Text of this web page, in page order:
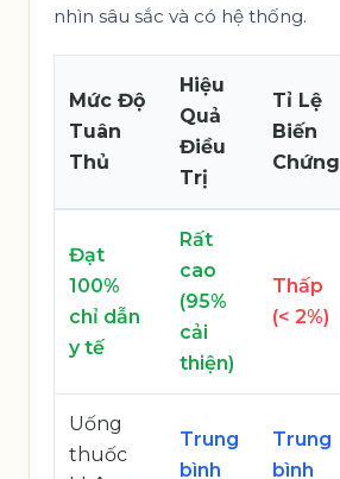
nhìn sâu sắc và có hệ thống.
Mức Độ
Tuân
Thủ
Hiệu
Quả
Điều
Trị
Tỉ Lệ
Biến
Chứng
Đạt
100%
chỉ dẫn
y tế
Rất
cao
(95%
cải
thiện)
Thấp
(< 2%)
Uống
thuốc
Trung
bình
Trung
bình